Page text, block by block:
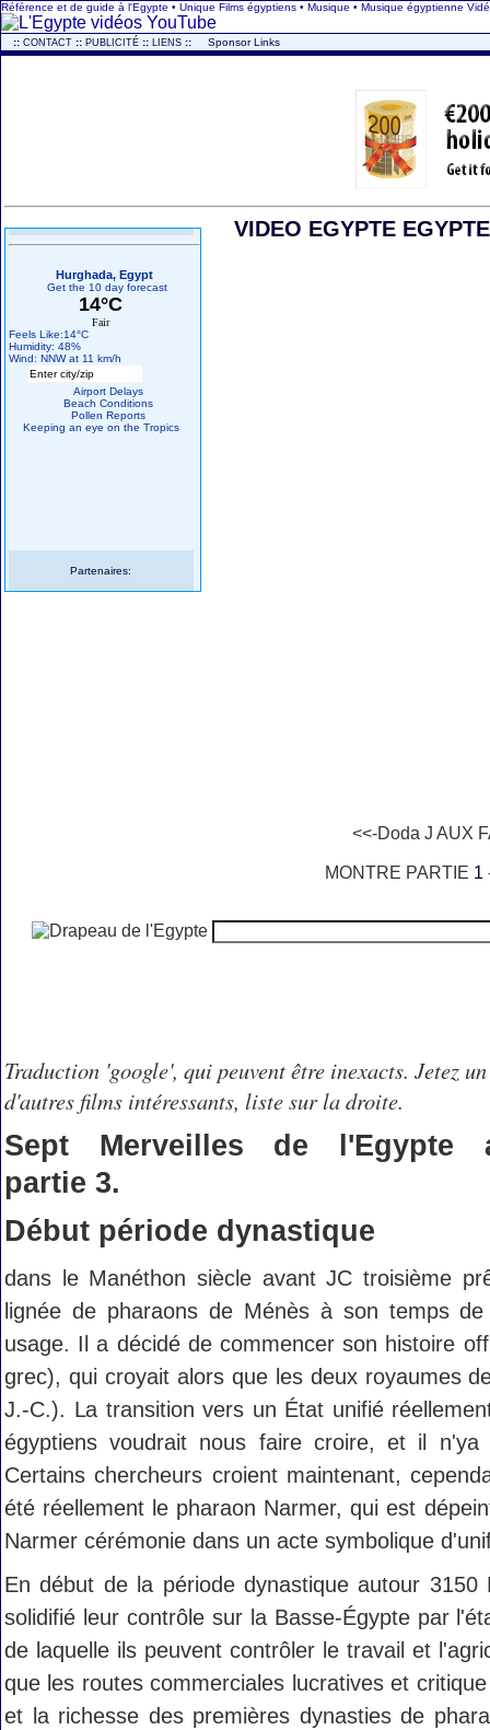
Référence et de guide à l'Egypte • Unique Films égyptiens • Musique • Musique égyptienne
:: CONTACT :: PUBLICITÉ :: LIENS :: Sponsor Links
Hurghada, Egypt
Get the 10 day forecast
14°C
Fair
Feels Like:14°C
Humidity: 48%
Wind: NNW at 11 km/h
Airport Delays
Beach Conditions
Pollen Reports
Keeping an eye on the Tropics
Partenaires:
VIDEO EGYPTE
<<-Doda J AUX
MONTRE PARTIE 1
Traduction 'google', qui peuvent être inexacts. Jetez
d'autres films intéressants, liste sur la droite.
Sept Merveilles de l'Egypte
partie 3.
Début période dynastique
dans le Manéthon siècle avant JC troisième
lignée de pharaons de Ménès à son temps
usage. Il a décidé de commencer son histoire
grec), qui croyait alors que les deux royaumes
J.-C.). La transition vers un État unifié
égyptiens voudrait nous faire croire, et il n'ya
Certains chercheurs croient maintenant,
été réellement le pharaon Narmer, qui est
Narmer cérémonie dans un acte symbolique
En début de la période dynastique autour
solidifié leur contrôle sur la Basse-Égypte par
de laquelle ils peuvent contrôler le travail et
que les routes commerciales lucratives et
et la richesse des premières dynasties de